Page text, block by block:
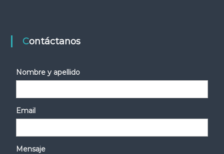
Contáctanos
Nombre y apellido
Email
Mensaje